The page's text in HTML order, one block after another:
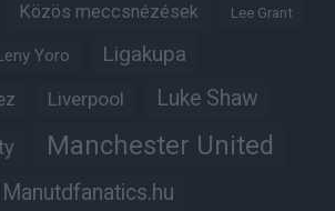
Közös meccsnézések Lee Grant
Yoro Ligakupa
Liverpool Luke Shaw
Manchester United
Manutdfanatics.hu